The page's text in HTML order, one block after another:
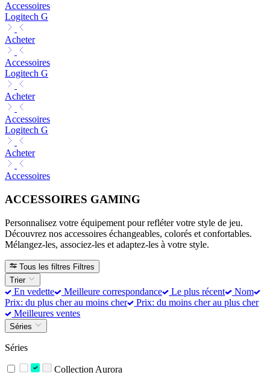
Accessoires
Logitech G
Acheter
Accessoires
Logitech G
Acheter
Accessoires
Logitech G
Acheter
Accessoires
ACCESSOIRES GAMING
Personnalisez votre équipement pour refléter votre style de jeu.
Découvrez nos accessoires échangeables, colorés et confortables.
Mélangez-les, associez-les et adaptez-les à votre style.
Tous les filtres Filtres
Trier
En vedette Meilleure correspondance Le plus récent
Nom
Prix: du plus cher au moins cher
Prix: du moins cher au plus cher
Meilleures ventes
Séries
Séries
Collection Aurora